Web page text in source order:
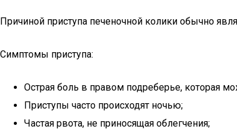
Причиной приступа печеночной колики обычно
Симптомы приступа:
Острая боль в правом подреберье, которая
Приступы часто происходят ночью;
Частая рвота, не приносящая облегчения;